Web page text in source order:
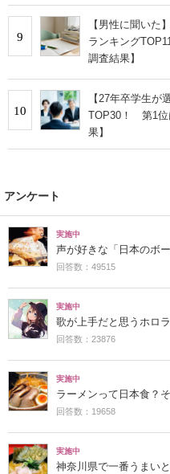
9
【男性に聞いた
ランキング
調査結果】
10
【27年卒学生が
TOP30！ 第1位
果】
アンケート
実施中
声が好きな「日本のボ
回答数：49515
実施中
歌が上手だと思うホロ
回答数：23876
実施中
ラーメンって日本食？
回答数：19658
実施中
神奈川県で一番うまい